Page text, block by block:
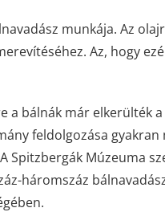
munkája. Az
Az, hogy
a bálnák már elkerülték
feldolgozása gyakran
Spitzbergák Múzeuma
háromszáz